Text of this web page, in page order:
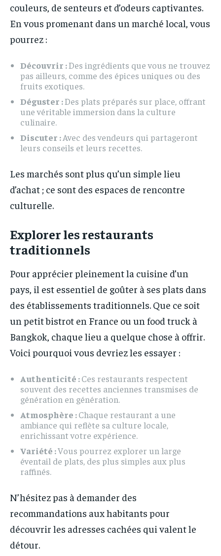
couleurs, de senteurs et d’odeurs captivantes.
En vous promenant dans un marché local, vous
pourrez :
Découvrir :Des ingrédients que vous ne trouvez
pas ailleurs, comme des épices uniques ou des
fruits exotiques.
Déguster :Des plats préparés sur place, offrant
une véritable immersion dans la culture
culinaire.
Discuter :Avec des vendeurs qui partageront
leurs conseils et leurs recettes.
Les marchés sont plus qu’un simple lieu
d’achat ; ce sont des espaces de rencontre
culturelle.
Explorer les restaurants
traditionnels
Pour apprécier pleinement la cuisine d’un
pays, il est essentiel de goûter à ses plats dans
des établissements traditionnels. Que ce soit
un petit bistrot en France ou un food truck à
Bangkok, chaque lieu a quelque chose à offrir.
Voici pourquoi vous devriez les essayer :
Authenticité :Ces restaurants respectent
souvent des recettes anciennes transmises de
génération en génération.
Atmosphère :Chaque restaurant a une
ambiance qui reflète sa culture locale,
enrichissant votre expérience.
Variété :Vous pourrez explorer un large
éventail de plats, des plus simples aux plus
raffinés.
N’hésitez pas à demander des
recommandations aux habitants pour
découvrir les adresses cachées qui valent le
détour.